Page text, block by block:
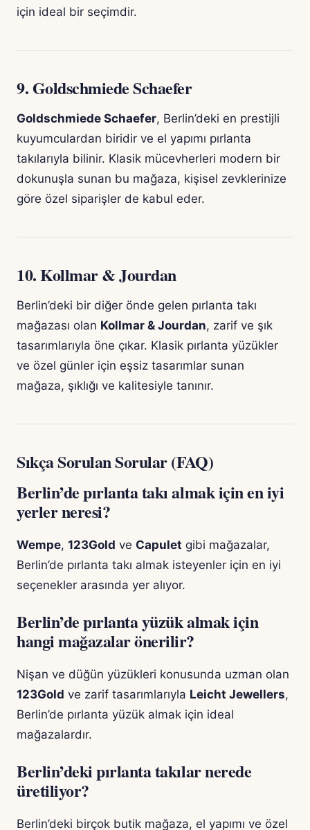
için ideal bir seçimdir.
9. Goldschmiede Schaefer
Goldschmiede Schaefer, Berlin’deki en prestijli
kuyumculardan biridir ve el yapımı pırlanta
takılarıyla bilinir. Klasik mücevherleri modern bir
dokunuşla sunan bu mağaza, kişisel zevklerinize
göre özel siparişler de kabul eder.
10.Kollmar & Jourdan
Berlin’deki bir diğer önde gelen pırlanta takı
mağazası olan Kollmar & Jourdan, zarif ve şık
tasarımlarıyla öne çıkar. Klasik pırlanta yüzükler
ve özel günler için eşsiz tasarımlar sunan
mağaza, şıklığı ve kalitesiyle tanınır.
Sıkça Sorulan Sorular (FAQ)
Berlin’de pırlanta takı almak için en iyi
yerler neresi?
Wempe, 123Gold ve Capulet gibi mağazalar,
Berlin’de pırlanta takı almak isteyenler için en iyi
seçenekler arasında yer alıyor.
Berlin’de pırlanta yüzük almak için
hangi mağazalar önerilir?
Nişan ve düğün yüzükleri konusunda uzman olan
123Gold ve zarif tasarımlarıyla Leicht Jewellers,
Berlin’de pırlanta yüzük almak için ideal
mağazalardır.
Berlin’deki pırlanta takılar nerede
üretiliyor?
Berlin’deki birçok butik mağaza, el yapımı ve özel